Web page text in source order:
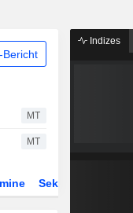
Bericht
MT
MT
Sektor
Indizes